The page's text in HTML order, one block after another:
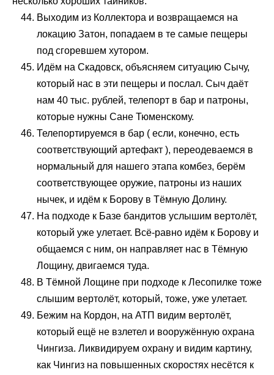
Выходим из Коллектора и возвращаемся на
локацию Затон, попадаем в те самые пещеры
под сгоревшем хутором.
Идём на Скадовск, объясняем ситуацию Сычу,
который нас в эти пещеры и послал. Сыч даёт
нам 40 тыс. рублей, телепорт в бар и патроны,
которые нужны Сане Тюменскому.
Телепортируемся в бар ( если, конечно, есть
соответствующий артефакт ), переодеваемся в
нормальный для нашего этапа комбез, берём
соответствующее оружие, патроны из наших
нычек, и идём к Борову в Тёмную Долину.
На подходе к Базе бандитов услышим вертолёт,
который уже улетает. Всё-равно идём к Борову и
общаемся с ним, он направляет нас в Тёмную
Лощину, двигаемся туда.
В Тёмной Лощине при подходе к Лесопилке тоже
слышим вертолёт, который, тоже, уже улетает.
Бежим на Кордон, на АТП видим вертолёт,
который ещё не взлетел и вооружённую охрана
Чингиза. Ликвидируем охрану и видим картину,
как Чингиз на повышенных скоростях несётся к